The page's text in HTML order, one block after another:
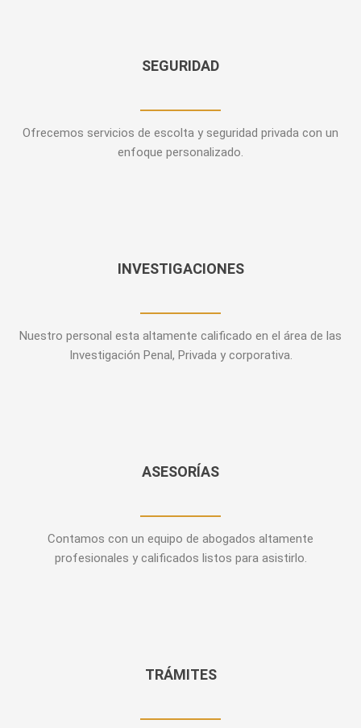
SEGURIDAD
Ofrecemos servicios de escolta y seguridad privada con un
enfoque personalizado.
INVESTIGACIONES
Nuestro personal esta altamente calificado en el área de las
Investigación Penal, Privada y corporativa.
ASESORÍAS
Contamos con un equipo de abogados altamente
profesionales y calificados listos para asistirlo.
TRÁMITES